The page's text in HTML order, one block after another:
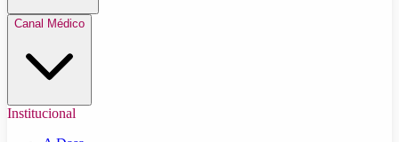
Canal Médico
Institucional